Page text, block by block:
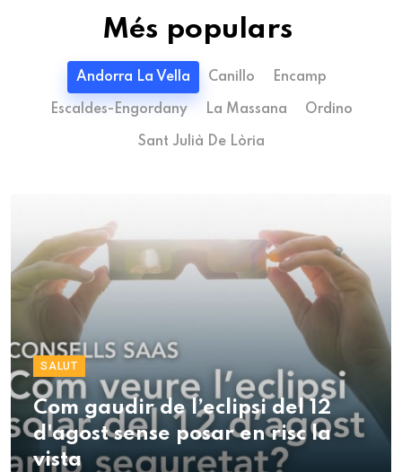
Més populars
Andorra La Vella Canillo Encamp
Escaldes-Engordany La Massana Ordino
Sant Julià De Lòria
SALUT
Com gaudir de l’eclipsi del 12
d'agost sense posar en risc la
vista